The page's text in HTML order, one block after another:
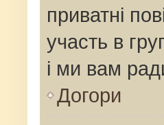
приватні
участь в
і ми вам
Догори